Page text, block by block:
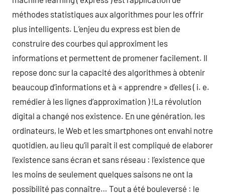
méthodes statistiques aux algorithmes pour les offrir
plus intelligents. L’enjeu du express est bien de
construire des courbes qui approximent les
informations et permettent de promener facilement. Il
repose donc sur la capacité des algorithmes à obtenir
beaucoup d’informations et à « apprendre » d’elles ( i. e.
remédier à les lignes d’approximation ) !La révolution
digital a changé nos existence. En une génération, les
ordinateurs, le Web et les smartphones ont envahi notre
quotidien, au lieu qu’il paraît il est compliqué de elaborer
l’existence sans écran et sans réseau : l’existence que
les moins de seulement quelques saisons ne ont la
possibilité pas connaître… Tout a été bouleversé : le